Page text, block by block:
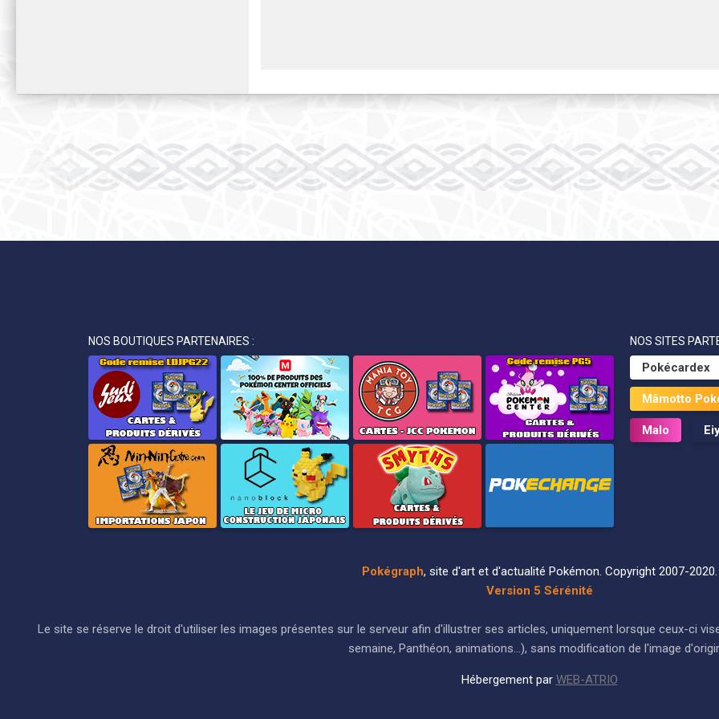
NOS BOUTIQUES PARTENAIRES : NOS SITES
Pokécardex
Mâmotto
Malo
Pokégraph, site d'art et d'actualité Pokémon. Copyright 2007-2020.
Version 5 Sérénité
Le site se réserve le droit d'utiliser les images présentes sur le serveur afin d'illustrer ses articles, uniquement lorsque ceux-ci
semaine, Panthéon, animations...), sans modification de l'image
Hébergement par WEB-ATRIO